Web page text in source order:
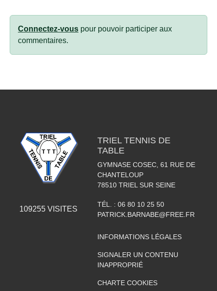
Connectez-vous pour pouvoir participer aux
commentaires.
109255 VISITES
TRIEL TENNIS DE
TABLE
GYMNASE COSEC, 61 RUE DE
CHANTELOUP
78510 TRIEL SUR SEINE
TÉL. : 06 80 10 25 50
PATRICK.BARNABE@FREE.FR
INFORMATIONS LÉGALES
SIGNALER UN CONTENU
INAPPROPRIÉ
CHARTE COOKIES